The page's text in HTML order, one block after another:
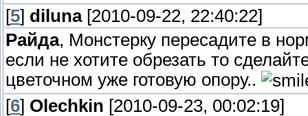
[5] diluna[2010-09-22, 22:40:22]
Райда, Монстерку пересадите в
если не хотите обрезать то
цветочном уже готовую опору..
[6] Olechkin [2010-09-23, 00:02:19]